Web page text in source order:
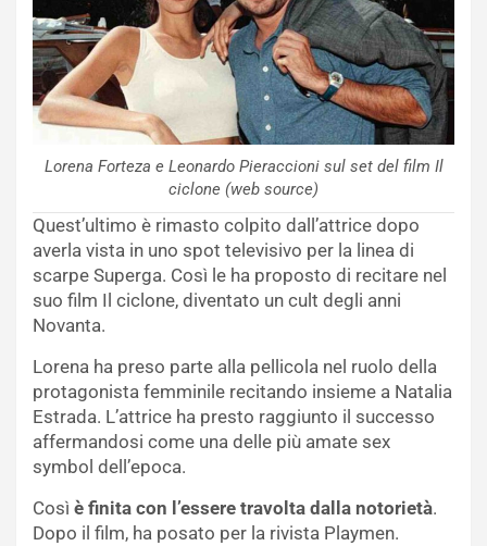
Lorena Forteza e Leonardo Pieraccioni sul set del film Il
ciclone (web source)
Quest’ultimo è rimasto colpito dall’attrice dopo
averla vista in uno spot televisivo per la linea di
scarpe Superga. Così le ha proposto di recitare nel
suo film Il ciclone, diventato un cult degli anni
Novanta.
Lorena ha preso parte alla pellicola nel ruolo della
protagonista femminile recitando insieme a Natalia
Estrada. L’attrice ha presto raggiunto il successo
affermandosi come una delle più amate sex
symbol dell’epoca.
Così è finita con l’essere travolta dalla notorietà.
Dopo il film, ha posato per la rivista Playmen.